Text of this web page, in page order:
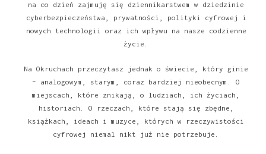
na co dzień zajmuję się dziennikarstwem w dziedzinie
cyberbezpieczeństwa, prywatności, polityki cyfrowej i
nowych technologii oraz ich wpływu na nasze codzienne
życie.
Na Okruchach przeczytasz jednak o świecie, który ginie
– analogowym, starym, coraz bardziej nieobecnym. O
miejscach, które znikają, o ludziach, ich życiach,
historiach. O rzeczach, które stają się zbędne,
książkach, ideach i muzyce, których w rzeczywistości
cyfrowej niemal nikt już nie potrzebuje.